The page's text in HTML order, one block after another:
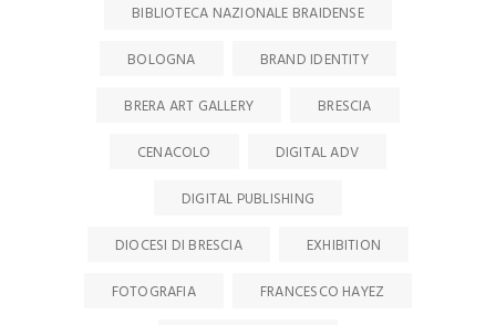
BIBLIOTECA NAZIONALE BRAIDENSE
BOLOGNA
BRAND IDENTITY
BRERA ART GALLERY
BRESCIA
CENACOLO
DIGITAL ADV
DIGITAL PUBLISHING
DIOCESI DI BRESCIA
EXHIBITION
FOTOGRAFIA
FRANCESCO HAYEZ